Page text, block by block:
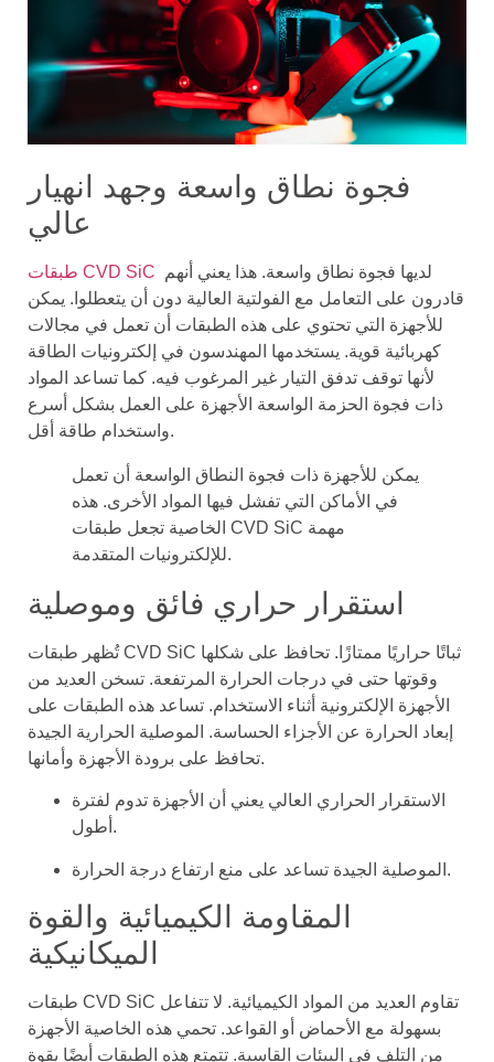
فجوة نطاق واسعة وجهد انهيار
عالي
طبقات CVD SiC
قادرون على التعامل مع الفولتية العالية دون أن يتعطلوا. يمكن
للأجهزة التي تحتوي على هذه الطبقات أن تعمل في مجالات
كهربائية قوية. يستخدمها المهندسون في إلكترونيات الطاقة
لأنها توقف تدفق التيار غير المرغوب فيه. كما تساعد المواد
ذات فجوة الحزمة الواسعة الأجهزة على العمل بشكل أسرع
واستخدام طاقة أقل.
يمكن للأجهزة ذات فجوة النطاق الواسعة أن تعمل
في الأماكن التي تفشل فيها المواد الأخرى. هذه
الخاصية تجعل طبقات CVD SiC مهمة
للإلكترونيات المتقدمة.
استقرار حراري فائق وموصلية
تُظهر طبقات CVD SiC ثباتًا حراريًا ممتازًا. تحافظ على شكلها
وقوتها حتى في درجات الحرارة المرتفعة. تسخن العديد من
الأجهزة الإلكترونية أثناء الاستخدام. تساعد هذه الطبقات على
إبعاد الحرارة عن الأجزاء الحساسة. الموصلية الحرارية الجيدة
تحافظ على برودة الأجهزة وأمانها.
الاستقرار الحراري العالي يعني أن الأجهزة تدوم لفترة
أطول.
الموصلية الجيدة تساعد على منع ارتفاع درجة الحرارة.
المقاومة الكيميائية والقوة
الميكانيكية
طبقات CVD SiC تقاوم العديد من المواد الكيميائية. لا تتفاعل
بسهولة مع الأحماض أو القواعد. تحمي هذه الخاصية الأجهزة
من التلف في البيئات القاسية. تتمتع هذه الطبقات أيضًا بقوة